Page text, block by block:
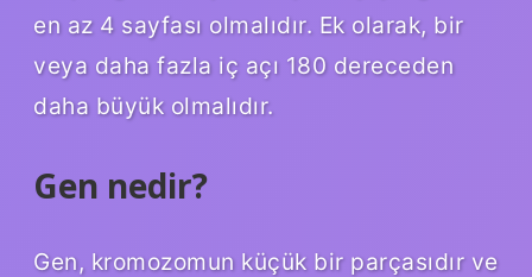
en az 4 sayfası olmalıdır. Ek olarak, bir
veya daha fazla iç açı 180 dereceden
daha büyük olmalıdır.
Gen nedir?
Gen, kromozomun küçük bir parçasıdır ve